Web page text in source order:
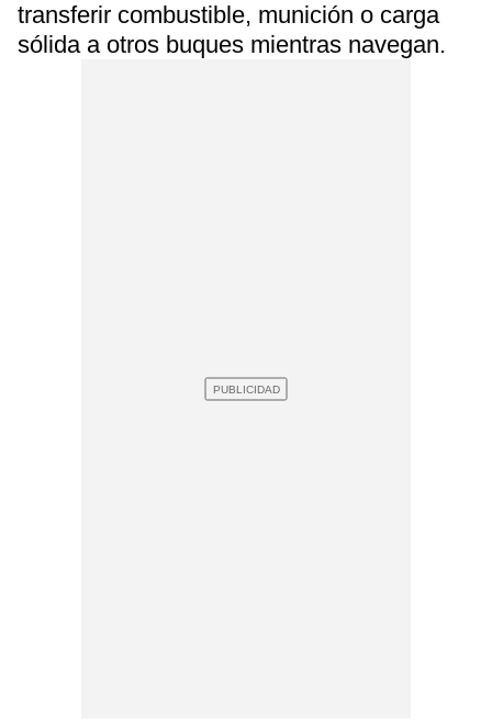
transferir combustible, munición o carga
sólida a otros buques mientras navegan.